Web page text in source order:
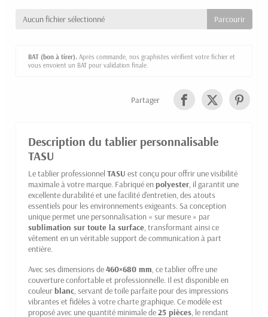
Aucun fichier sélectionné
BAT (bon à tirer). Après commande, nos graphistes vérifient votre fichier et
vous envoient un BAT pour validation finale.
Partager
Description du tablier personnalisable
TASU
Le tablier professionnel TASU est conçu pour offrir une visibilité
maximale à votre marque. Fabriqué enpolyester, il garantit une
excellente durabilité et une facilité d'entretien, des atouts
essentiels pour les environnements exigeants. Sa conception
unique permet une personnalisation « sur mesure » par
sublimation sur toute la surface, transformant ainsi ce
vêtement en un véritable support de communication à part
entière.
Avec ses dimensions de460×680 mm, ce tablier offre une
couverture confortable et professionnelle. Il est disponible en
couleurblanc, servant de toile parfaite pour des impressions
vibrantes et fidèles à votre charte graphique. Ce modèle est
proposé avec une quantité minimale de25 pièces, le rendant